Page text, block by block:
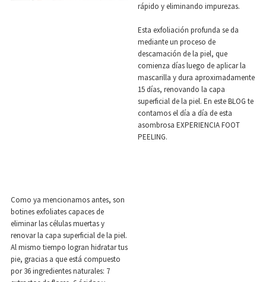
rápido y eliminando impurezas.
Esta exfoliación profunda se da
mediante un proceso de
descamación de la piel, que
comienza días luego de aplicar la
mascarilla y dura aproximadamente
15 días, renovando la capa
superficial de la piel. En este BLOG te
contamos el día a día de esta
asombrosa EXPERIENCIA FOOT
PEELING.
Como ya mencionamos antes, son
botines exfoliates capaces de
eliminar las células muertas y
renovar la capa superficial de la piel.
Al mismo tiempo logran hidratar tus
pie, gracias a que está compuesto
por 36 ingredientes naturales: 7